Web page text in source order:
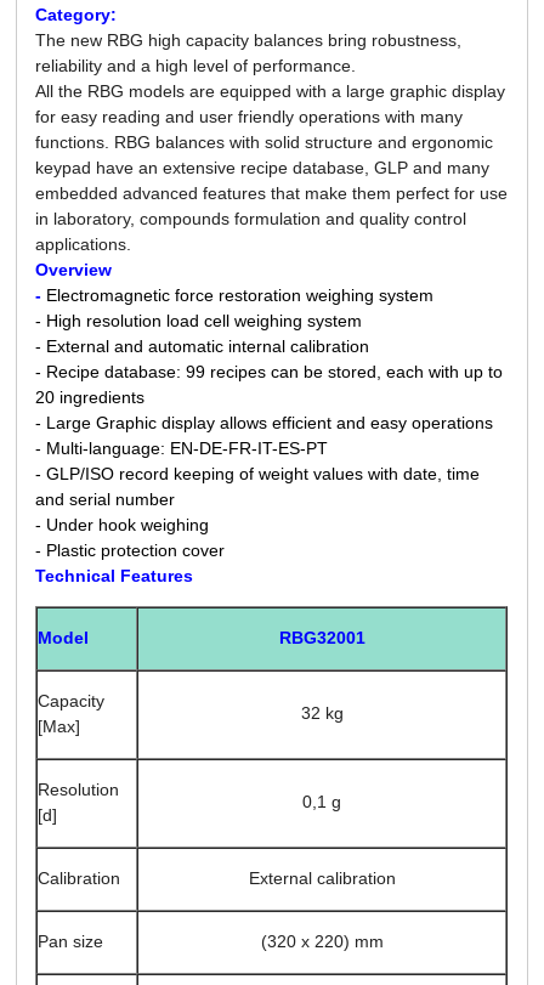
Category:
The new RBG high capacity balances bring robustness,
reliability and a high level of performance.
All the RBG models are equipped with a large graphic display
for easy reading and user friendly operations with many
functions. RBG balances with solid structure and ergonomic
keypad have an extensive recipe database, GLP and many
embedded advanced features that make them perfect for use
in laboratory, compounds formulation and quality control
applications.
Overview
- Electromagnetic force restoration weighing system
- High resolution load cell weighing system
- External and automatic internal calibration
- Recipe database: 99 recipes can be stored, each with up to
20 ingredients
- Large Graphic display allows efficient and easy operations
- Multi-language: EN-DE-FR-IT-ES-PT
- GLP/ISO record keeping of weight values with date, time
and serial number
- Under hook weighing
- Plastic protection cover
Technical Features
Model RBG32001
Capacity
[Max]
32 kg
Resolution
[d]
0,1 g
Calibration External calibration
Pan size (320 x 220) mm